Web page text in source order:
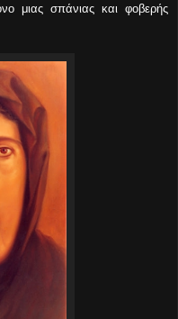
μιας σπάνιας και φοβερής